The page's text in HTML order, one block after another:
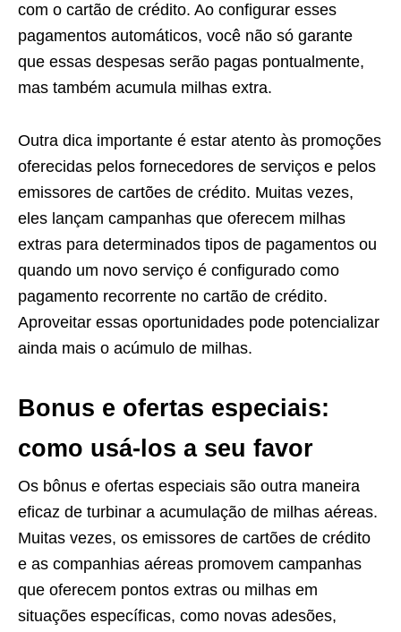
com o cartão de crédito. Ao configurar esses
pagamentos automáticos, você não só garante
que essas despesas serão pagas pontualmente,
mas também acumula milhas extra.
Outra dica importante é estar atento às promoções
oferecidas pelos fornecedores de serviços e pelos
emissores de cartões de crédito. Muitas vezes,
eles lançam campanhas que oferecem milhas
extras para determinados tipos de pagamentos ou
quando um novo serviço é configurado como
pagamento recorrente no cartão de crédito.
Aproveitar essas oportunidades pode potencializar
ainda mais o acúmulo de milhas.
Bonus e ofertas especiais:
como usá-los a seu favor
Os bônus e ofertas especiais são outra maneira
eficaz de turbinar a acumulação de milhas aéreas.
Muitas vezes, os emissores de cartões de crédito
e as companhias aéreas promovem campanhas
que oferecem pontos extras ou milhas em
situações específicas, como novas adesões,